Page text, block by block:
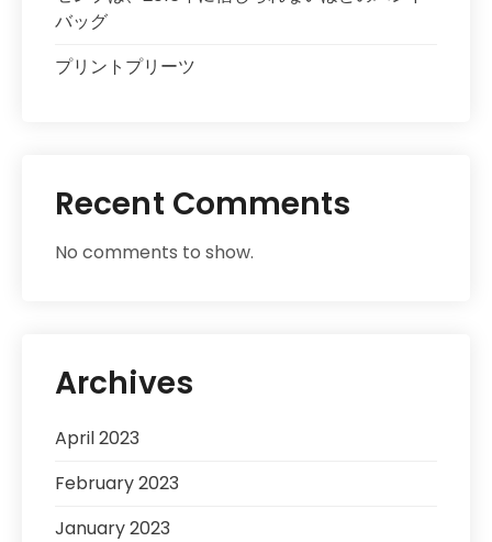
バッグ
プリントプリーツ
Recent Comments
No comments to show.
Archives
April 2023
February 2023
January 2023